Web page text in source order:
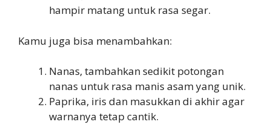
hampir matang untuk rasa segar.
Kamu juga bisa menambahkan:
Nanas, tambahkan sedikit potongan
nanas untuk rasa manis asam yang unik.
Paprika, iris dan masukkan di akhir agar
warnanya tetap cantik.